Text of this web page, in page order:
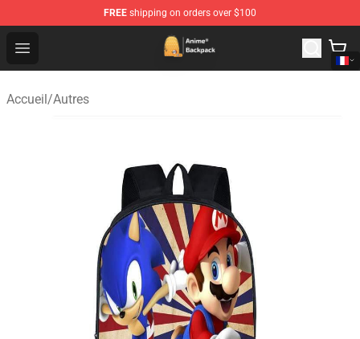
FREE shipping on orders over $100
Open menu
Anime Backpack Shop - Official Anime Backpack Store
Accueil/Autres